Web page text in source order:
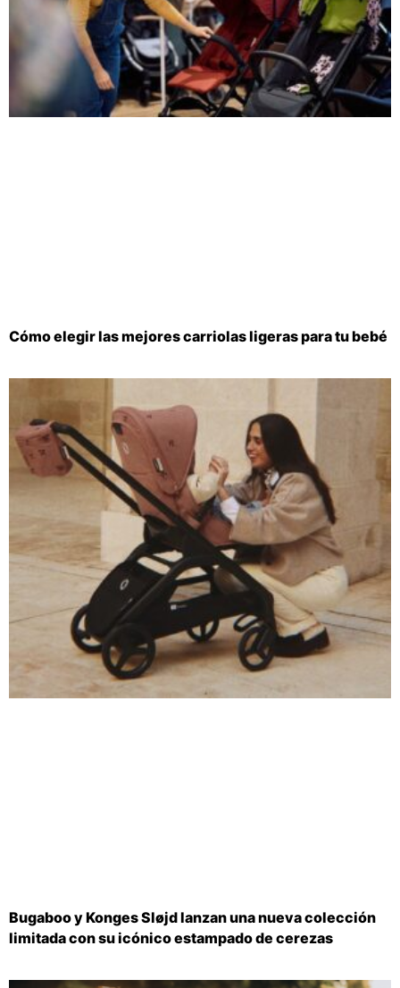
Cómo elegir las mejores carriolas ligeras para tu bebé
Bugaboo y Konges Sløjd lanzan una nueva colección
limitada con su icónico estampado de cerezas